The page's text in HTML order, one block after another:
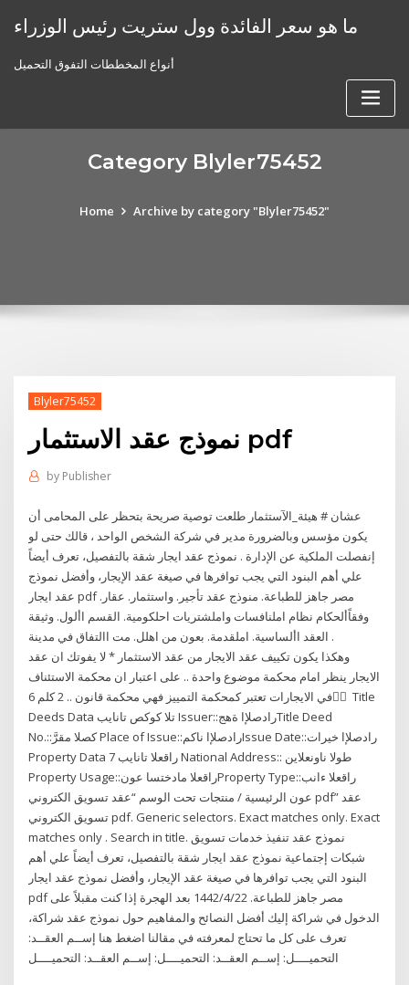
ما هو سعر الفائدة وول ستريت رئيس الوزراء
أنواع المخططات التفوق التحميل
Category Blyler75452
Home Archive by category "Blyler75452"
Blyler75452
نموذج عقد الاستثمار pdf
by Publisher
عشان # هيئة_الآستثمار طلعت توصية صريحة بتحظر على المحامى أن
يكون مؤسس وبالضرورة مدير في شركة الشخص الواحد ، قالك حتى لو
إنفصلت الملكية عن الإدارة . نموذج عقد ايجار شقة بالتفصيل، تعرف أيضاً
علي أهم البنود التي يجب توافرها في صيغة عقد الإيجار، وأفضل نموذج
عقد ايجار pdf مصر جاهز للطباعة. منوذج عقد تأجير. واستثمار. عقار.
وفقاًألحكام نظام املنافسات واملشتريات احلكومية. القسم األول. وثيقة
العقد األساسية. املقدمة. بعون من اهلل. مت االتفاق في مدينة .
وهكذا يكون تكييف عقد الايجار من عقد الاستثمار * لا يفوتك ان عقد
الايجار ينظر امام محكمة موضوع واحدة .. على اعتبار ان محكمة الاستئناف
في الايجارات تعتبر كمحكمة التمييز فهي محكمة قانون .. 2 كلم 6 َّ Title
Deeds Data تلا كوكص تانايب Issuer::رادصلإا ةهجTitle Deed
No.::كصلا مقرَّ Place of Issue::رادصلإا ناكمIssue Date::رادصلإا خيرات
Property Data راقعلا تانايب 7 National Address:: طولا ناونعلاين
Property Usage::راقعلا مادختسا عونProperty Type::راقعلا ءانب
عون الرئيسية / منتجات تحت الوسم “عقد تسويق الكتروني pdf” عقد
تسويق الكتروني pdf. Generic selectors. Exact matches only. Exact
matches only . Search in title. نموذج عقد تنفيذ خدمات تسويق
شبكات إجتماعية نموذج عقد ايجار شقة بالتفصيل، تعرف أيضاً علي أهم
البنود التي يجب توافرها في صيغة عقد الإيجار، وأفضل نموذج عقد ايجار
pdf مصر جاهز للطباعة. 22‏‏/4‏‏/1442 بعد الهجرة إذا كنت مقبلاً على
الدخول في شراكة إليك أفضل النصائح والمفاهيم حول نموذج عقد شراكة،
تعرف على كل ما تحتاج لمعرفته في مقالنا اضغط هنا إســم العقــد:
التحميــــل: إســم العقــد: التحميــــل: إســم العقــد: التحميــــل